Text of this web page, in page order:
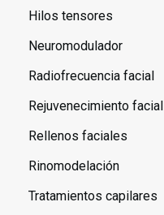
Hilos tensores
Neuromodulador
Radiofrecuencia facial
Rejuvenecimiento facial
Rellenos faciales
Rinomodelación
Tratamientos capilares